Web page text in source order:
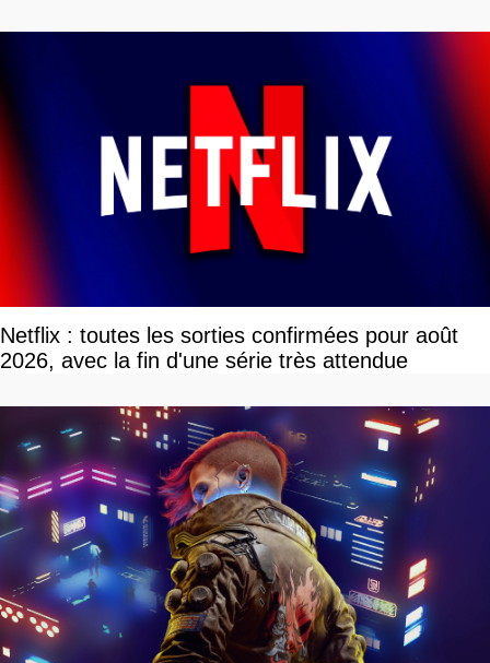
Netflix : toutes les sorties confirmées pour août
2026, avec la fin d'une série très attendue